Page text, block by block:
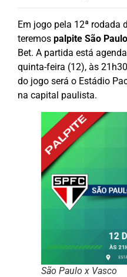
Em jogo pela 12ª rodada
teremos palpite São
Bet. A partida está
quinta-feira (12), às
do jogo será o Estádio
na capital paulista.
São Paulo x Vasco